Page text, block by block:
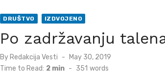
DRUŠTVO IZDVOJENO
Po zadržavanju
By Redakcija Vesti
Posted
May 30, 2019
Time to Read: 2 min - 351 words